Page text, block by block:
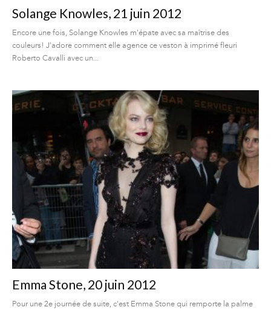
Solange Knowles, 21 juin 2012
Encore une fois, Solange Knowles m'épate avec sa maîtrise des
couleurs! J'adore comment elle agence ce veston à imprimé fleuri
Roberto Cavalli avec un...
Emma Stone, 20 juin 2012
Pour une 2e journée de suite, c'est Emma Stone qui remporte la palme